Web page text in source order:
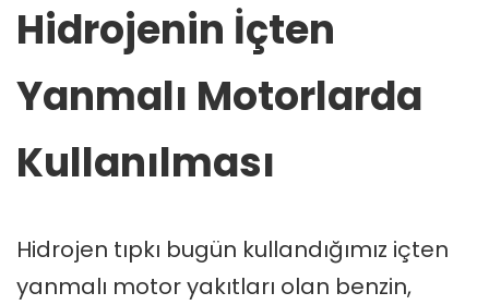
Hidrojenin İçten
Yanmalı Motorlarda
Kullanılması
Hidrojen tıpkı bugün kullandığımız içten
yanmalı motor yakıtları olan benzin,